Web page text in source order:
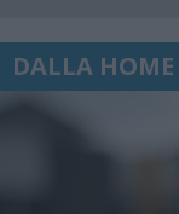
DALLA HOME